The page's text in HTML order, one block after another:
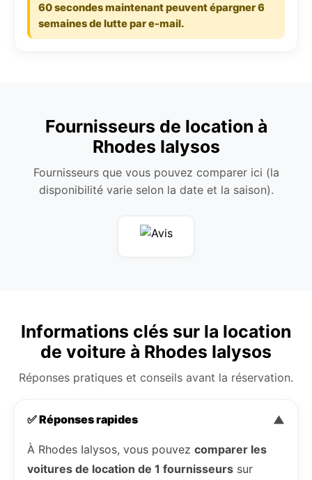
60 secondes maintenant peuvent épargner 6
semaines de lutte par e-mail.
Fournisseurs de location à
Rhodes Ialysos
Fournisseurs que vous pouvez comparer ici (la
disponibilité varie selon la date et la saison).
Informations clés sur la location
de voiture à Rhodes Ialysos
Réponses pratiques et conseils avant la réservation.
✅ Réponses rapides ▼
À Rhodes Ialysos, vous pouvez comparer les
voitures de location de 1 fournisseurs sur